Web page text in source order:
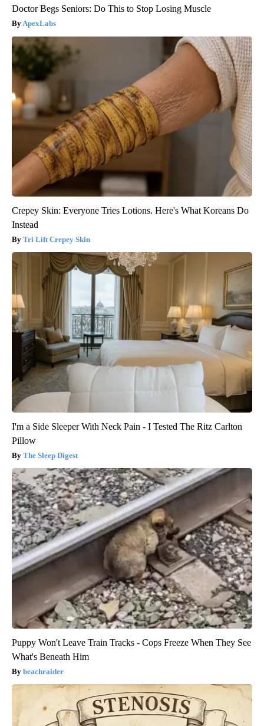
Doctor Begs Seniors: Do This to Stop Losing Muscle
ApexLabs
Crepey Skin: Everyone Tries Lotions. Here's What Koreans Do
Instead
Tri Lift Crepey Skin
I'm a Side Sleeper With Neck Pain - I Tested The Ritz Carlton
Pillow
The Sleep Digest
Puppy Won't Leave Train Tracks - Cops Freeze When They See
What's Beneath Him
beachraider